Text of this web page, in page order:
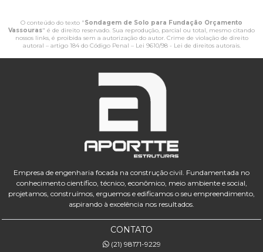
O conteúdo do texto "Sondagem de Solo para Fundação Orçamento
Vassouras" é de direito reservado. Sua reprodução, parcial ou total, mesmo citando
nossos links, é proibida sem a autorização do autor. Crime de violação de direito
autoral – artigo 184 do Código Penal – Lei 9610/98 - Lei de direitos autorais.
Empresa de engenharia focada na construção civil. Fundamentada no
conhecimento científico, técnico, econômico, meio ambiente e social,
projetamos, construímos, erguemos e edificamos o seu empreendimento,
aspirando à excelência nos resultados.
CONTATO
(21) 98171-9229